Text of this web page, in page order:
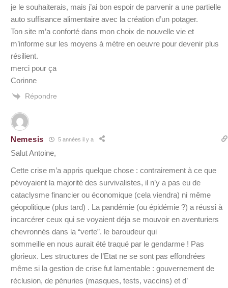
je le souhaiterais, mais j’ai bon espoir de parvenir a une partielle
auto suffisance alimentaire avec la création d’un potager.
Ton site m’a conforté dans mon choix de nouvelle vie et
m’informe sur les moyens à mètre en oeuvre pour devenir plus
résilient.
merci pour ça
Corinne
Répondre
Nemesis 5 années il y a
Salut Antoine,
Cette crise m’a appris quelque chose : contrairement à ce que
pévoyaient la majorité des survivalistes, il n’y a pas eu de
cataclysme financier ou économique (cela viendra) ni même
géopolitique (plus tard) . La pandémie (ou épidémie ?) a réussi à
incarcérer ceux qui se voyaient déja se mouvoir en aventuriers
chevronnés dans la “verte”. le baroudeur qui
sommeille en nous aurait été traqué par le gendarme ! Pas
glorieux. Les structures de l’Etat ne se sont pas effondrées
même si la gestion de crise fut lamentable : gouvernement de
réclusion, de pénuries (masques, tests, vaccins) et d’